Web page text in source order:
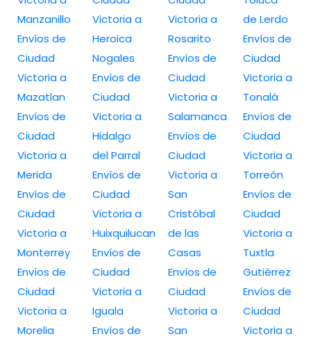
Manzanillo
Envíos de
Ciudad
Victoria a
Mazatlan
Envíos de
Ciudad
Victoria a
Merida
Envíos de
Ciudad
Victoria a
Monterrey
Envíos de
Ciudad
Victoria a
Morelia
Victoria a
Heroica
Nogales
Envíos de
Ciudad
Victoria a
Hidalgo
del Parral
Envíos de
Ciudad
Victoria a
Huixquilucan
Envíos de
Ciudad
Victoria a
Iguala
Envíos de
Victoria a
Rosarito
Envíos de
Ciudad
Victoria a
Salamanca
Envíos de
Ciudad
Victoria a
San
Cristóbal
de las
Casas
Envíos de
Ciudad
Victoria a
San
de Lerdo
Envíos de
Ciudad
Victoria a
Tonalá
Envíos de
Ciudad
Victoria a
Torreón
Envíos de
Ciudad
Victoria a
Tuxtla
Gutiérrez
Envíos de
Ciudad
Victoria a